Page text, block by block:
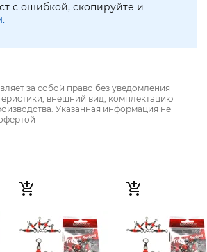
с ошибкой, скопируйте и
за собой право без уведомления
внешний вид, комплектацию
Указанная информация не